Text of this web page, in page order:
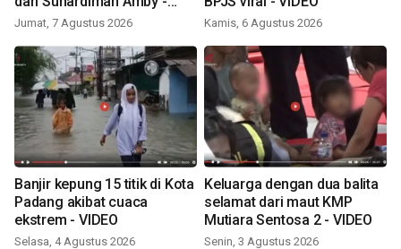
VIDEO
Jumat, 7 Agustus 2026 Kamis, 6 Agustus 2026
Banjir kepung 15 titik di Kota
Padang akibat cuaca
ekstrem - VIDEO
Selasa, 4 Agustus 2026
Keluarga dengan dua balita
selamat dari maut KMP
Mutiara Sentosa 2 - VIDEO
Senin, 3 Agustus 2026